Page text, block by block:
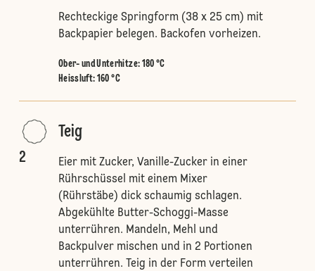
Rechteckige Springform (38 x 25 cm) mit
Backpapier belegen. Backofen vorheizen.
Ober- und Unterhitze: 180 °C
Heissluft: 160 °C
2
Teig
Eier mit Zucker, Vanille-Zucker in einer
Rührschüssel mit einem Mixer
(Rührstäbe) dick schaumig schlagen.
Abgekühlte Butter-Schoggi-Masse
unterrühren. Mandeln, Mehl und
Backpulver mischen und in 2 Portionen
unterrühren. Teig in der Form verteilen